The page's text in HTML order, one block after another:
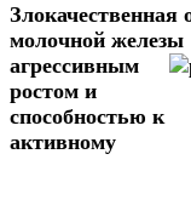
Злокачественная
молочной железы
агрессивным
ростом и
способностью к
активному